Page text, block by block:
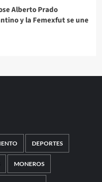
Alberto Prado
y la Femexfut se une
DEPORTES
MONEROS